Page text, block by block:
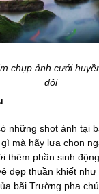
chụp ảnh cưới
đôi
những shot ảnh tại
mà hãy lựa chọn
thêm phần sinh
đẹp thuần khiết như
bãi Trường pha